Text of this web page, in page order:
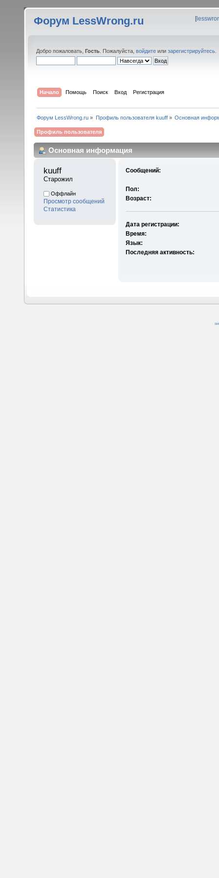
Форум LessWrong.ru [
Добро пожаловать, Гость . Пожалуйста, войдите или зарегистрируйтесь
Начало Помощь Поиск Вход Регистрация
Форум LessWrong.ru » Профиль пользователя kuuff» Основная
Профиль пользователя
Основная информация
kuuff
Старожил
Оффлайн
Просмотр сообщений
Статистика
Сообщений:
Пол:
Возраст:
Дата регистрации:
Время:
Язык:
Последняя активность: